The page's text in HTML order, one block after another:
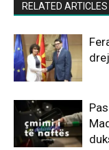
RELATED ARTICLES